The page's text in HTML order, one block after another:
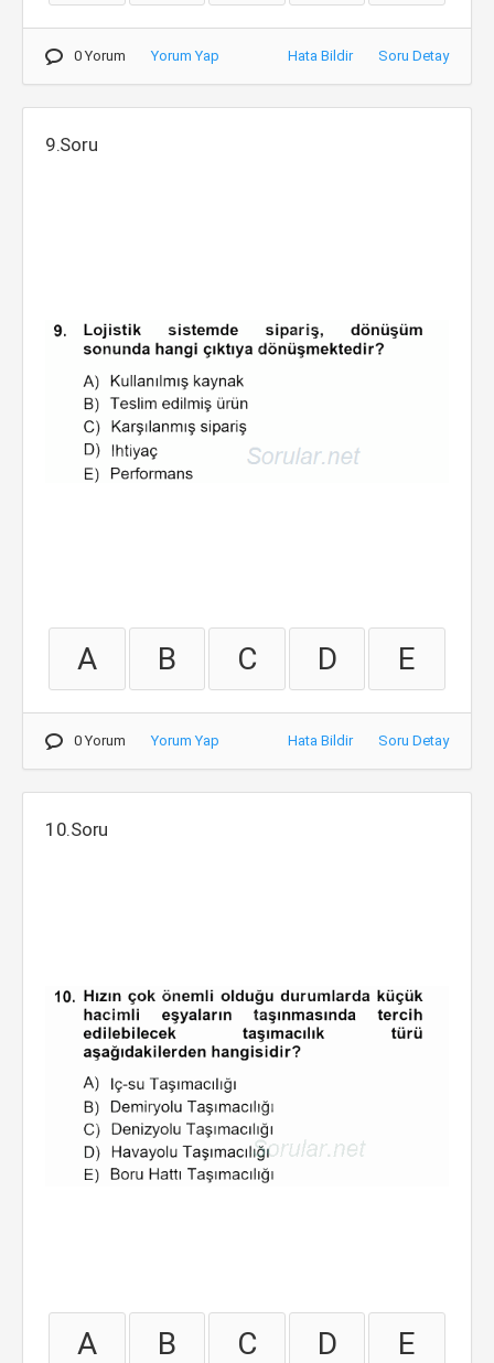
0 Yorum Yorum Yap Hata Bildir Soru Detay
9.Soru
A B C D E
0 Yorum Yorum Yap Hata Bildir Soru Detay
10.Soru
A B C D E